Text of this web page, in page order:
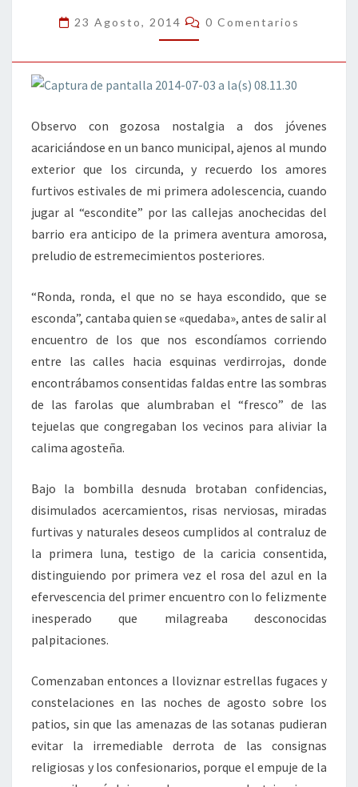
23 Agosto, 2014 Comentarios
0 Comentarios
Observo con gozosa nostalgia a dos jóvenes
acariciándose en un banco municipal, ajenos al mundo
exterior que los circunda, y recuerdo los amores
furtivos estivales de mi primera adolescencia, cuando
jugar al “escondite” por las callejas anochecidas del
barrio era anticipo de la primera aventura amorosa,
preludio de estremecimientos posteriores.
“Ronda, ronda, el que no se haya escondido, que se
esconda”, cantaba quien se «quedaba», antes de salir al
encuentro de los que nos escondíamos corriendo
entre las calles hacia esquinas verdirrojas, donde
encontrábamos consentidas faldas entre las sombras
de las farolas que alumbraban el “fresco” de las
tejuelas que congregaban los vecinos para aliviar la
calima agosteña.
Bajo la bombilla desnuda brotaban confidencias,
disimulados acercamientos, risas nerviosas, miradas
furtivas y naturales deseos cumplidos al contraluz de
la primera luna, testigo de la caricia consentida,
distinguiendo por primera vez el rosa del azul en la
efervescencia del primer encuentro con lo felizmente
inesperado que milagreaba desconocidas
palpitaciones.
Comenzaban entonces a lloviznar estrellas fugaces y
constelaciones en las noches de agosto sobre los
patios, sin que las amenazas de las sotanas pudieran
evitar la irremediable derrota de las consignas
religiosas y los confesionarios, porque el empuje de la